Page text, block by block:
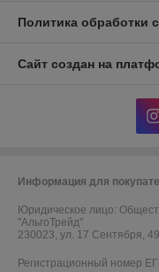
Политика обработки
Сайт создан на
Информация для
Юридическое лицо:
"АльгоТрейд"
230023, ул. 17 Сентября,
Регистрационный номер